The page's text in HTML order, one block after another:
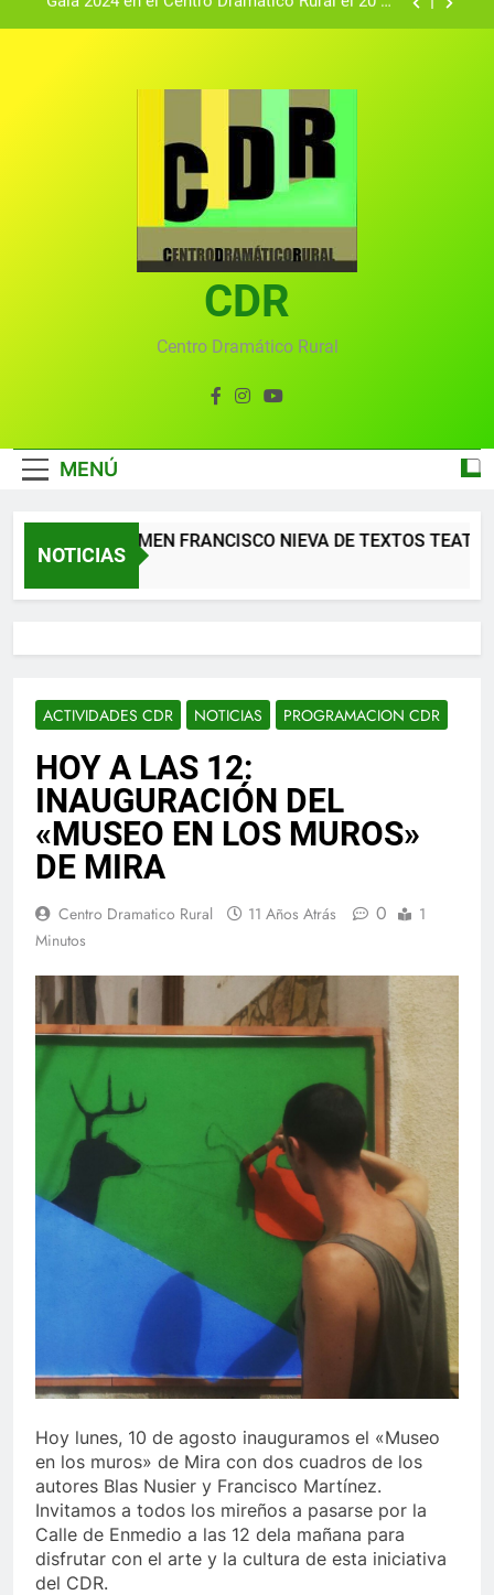
Textos seleccionados en el VI Certamen
Gala del Centro Dramático Rural 2025
Gala 2024 en el Centro Dramático Rural el 20 de
Textos seleccionados en el VI Certamen
Francisco Nieva de piezas breves teatrales
convocado por el Centro Dramático Rural de Mira
(Cuenca)
Gala anual virtual del Centro Dramático Rural de
CDR
Centro Dramático Rural
MENÚ
NOTICIAS
XII CERTAMEN FRANCISCO NIEVA DE TEXTOS
2 Meses Atrás
ACTIVIDADES CDR NOTICIAS PROGRAMACION CDR
HOY A LAS 12:
INAUGURACIÓN DEL
«MUSEO EN LOS MUROS»
DE MIRA
Centro Dramatico Rural 11 Años Atrás 0
1
Minutos
Hoy lunes, 10 de agosto inauguramos el «Museo
en los muros» de Mira con dos cuadros de los
autores Blas Nusier y Francisco Martínez.
Invitamos a todos los mireños a pasarse por la
Calle de Enmedio a las 12 dela mañana para
disfrutar con el arte y la cultura de esta iniciativa
del CDR.